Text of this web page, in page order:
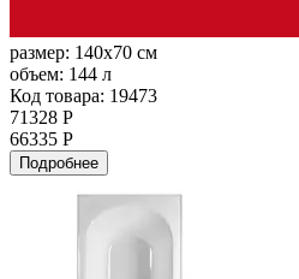
размер: 140x70 см
объем: 144 л
Код товара: 19473
71328 Р
66335 Р
Подробнее